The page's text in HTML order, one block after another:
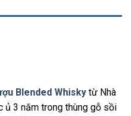
Blended Whisky từ Nhà
ủ 3 năm trong thùng gỗ sồi